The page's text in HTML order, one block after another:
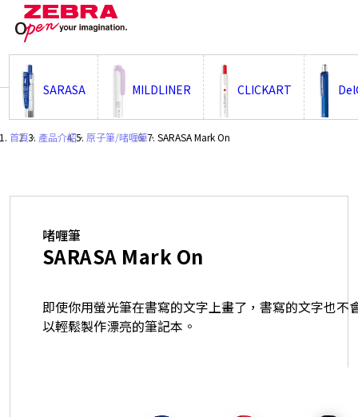
SARASA MILDLINER CLICKART
首頁・ 產品介紹・ 原子筆/啫喱筆・ SARASA Mark On
啫喱筆
SARASA Mark On
即使你用螢光筆在書寫的文字上畫了，書寫的文字也不
以輕鬆製作漂亮的筆記本。